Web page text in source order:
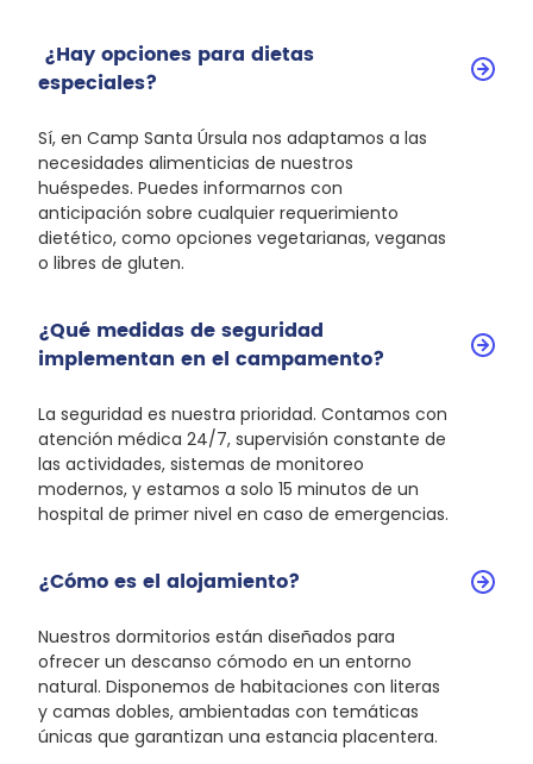
¿Hay opciones para dietas
especiales?
Sí, en Camp Santa Úrsula nos adaptamos a las
necesidades alimenticias de nuestros
huéspedes. Puedes informarnos con
anticipación sobre cualquier requerimiento
dietético, como opciones vegetarianas, veganas
o libres de gluten.
¿Qué medidas de seguridad
implementan en el campamento?
La seguridad es nuestra prioridad. Contamos con
atención médica 24/7, supervisión constante de
las actividades, sistemas de monitoreo
modernos, y estamos a solo 15 minutos de un
hospital de primer nivel en caso de emergencias.
¿Cómo es el alojamiento?
Nuestros dormitorios están diseñados para
ofrecer un descanso cómodo en un entorno
natural. Disponemos de habitaciones con literas
y camas dobles, ambientadas con temáticas
únicas que garantizan una estancia placentera.